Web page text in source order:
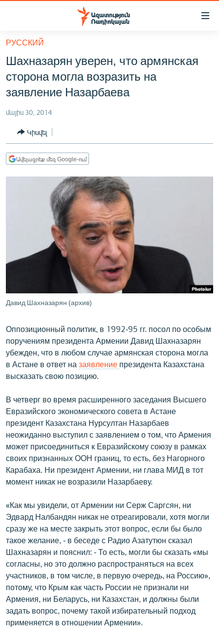
Մատչելիության
հիմնական
բովանդակությանը
հիմնական
մենյուին
ՔԱՂԱՔԱԿԱՆ
ՀԱՍԱՐԱԿՈՒԹՅՈՒՆ
ՏՆՏԵՍՈՒԹՅՈՒՆ
ՂԱՐԱԲԱՂ
ՊԱՏԵՐԱԶՄԻ 6 ՇԱԲԱԹՆԵՐԸ
ՏԱՐԱԾԱՇՐՋԱՆ
ՄԻՋԱԶԳԱՅԻՆ
ՄՇԱԿՈՒՅԹ
ՍՊՈՐՏ
ՄԵԿՆԱԲԱՆՈՒԹՅՈՒՆ
ԱՐԽԻՎ
ՏԵՍԱՆՅՈՒԹԵՐ
ԲԱՆԱՎԵՃ
ՓՈԴՔԱՍԹ
Հայերեն
English
Русский
«Ազատության» բոլոր կայքերը
РУССКИЙ
Шахназарян уверен, что армянская
сторона могла возразить на
заявление Назарбаева
մայիս 30, 2014
Կիսվել
Ավելացրեք մեզ Google-ում
Давид Шахназарян (архив)
Оппозиционный политик, в 1992-95 гг. посол по особым
поручениям президента Армении Давид Шахназарян
убежден, что в любом случае армянская сторона могла
в Астане в ответ на заявление президента Казахстана
высказать свою позицию.
В четверг во время расширенного заседания Высшего
Евразийского экономического совета в Астане
президент Казахстана Нурсултан Назарбаев
неожиданно выступил с заявлением о том, что Армения
может присоединиться к Евразийскому союзу в рамках
своих признанных ООН границ, то есть, без Нагорного
Карабаха. Ни президент Армении, ни глава МИД в тот
момент никак не возразили Назарбаеву.
«Как мы увидели, от Армении ни Серж Саргсян, ни
Эдвард Налбандян никак не отреагировали, хотя могли
сразу же на месте закрыть этот вопрос, если бы было
такое желание, - в беседе с Радио Азатутюн сказал
Шахназарян и пояснил: - То есть, могли бы сказать «мы
согласны, но это должно распространяться на всех
участников, в том числе, в первую очередь, на Россию»,
потому, что Крым как часть России не признали ни
Армения, ни Беларусь, ни Казахстан, и должны были
задать вопрос, почему такой избирательный подход
применяется в отношении Армении».